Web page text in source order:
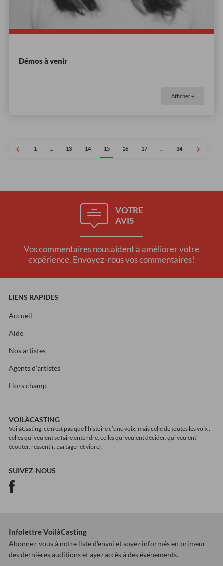
Démos à venir
Afficher +
1 ... 13 14 15 16 17 ... 34
VOTRE
AVIS
Vos commentaires nous aident à améliorer votre
expérience. Envoyez-nous vos commentaires!
LIENS RAPIDES
Accueil
Aide
Nos artistes
Agents d'artistes
Hors champ
VOILÀCASTING
VoilàCasting, ce n’est pas que l’histoire d’une voix, mais celle de toutes les voix :
celles qui veulent se faire entendre, celles qui veulent décider, qui veulent
écouter, ressentir, partager et vibrer.
SUIVEZ-NOUS
Infolettre VoilàCasting
Abonnez-vous à notre liste d'envoi et soyez informés en primeur
des dernières auditions et ayez accès à des événements.